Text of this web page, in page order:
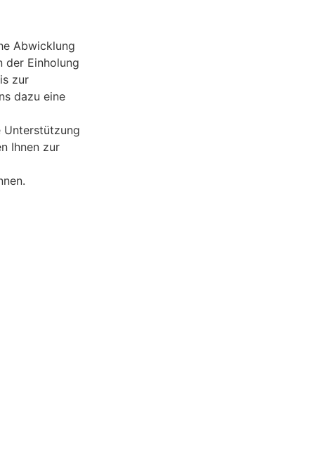
Abwicklung
der Einholung
zur
dazu eine
Unterstützung
Ihnen zur